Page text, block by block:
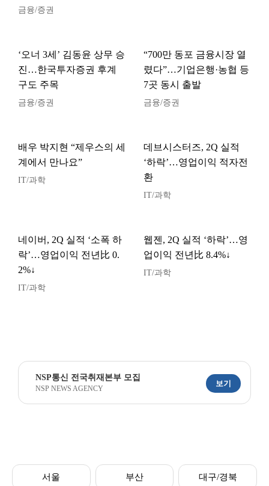
금융/증권
‘오너 3세’ 김동윤 상무 승
진…한국투자증권 후계
구도 주목
금융/증권
“700만 동포 금융시장 열
렸다”…기업은행·농협 등
7곳 동시 출발
금융/증권
배우 박지현 “제우스의 세
계에서 만나요”
IT/과학
데브시스터즈, 2Q 실적
‘하락’…영업이익 적자전
환
IT/과학
네이버, 2Q 실적 ‘소폭 하
락’…영업이익 전년比 0.
2%↓
IT/과학
웹젠, 2Q 실적 ‘하락’…영
업이익 전년比 8.4%↓
IT/과학
NSP통신 전국취재본부 모집
NSP NEWS AGENCY
보기
서울 부산 대구/경북